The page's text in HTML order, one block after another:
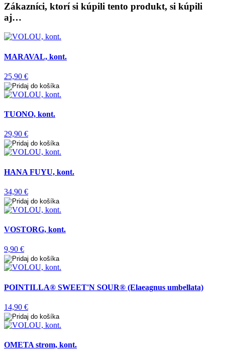
Zákazníci, ktorí si kúpili tento produkt, si kúpili
aj…
MARAVAL, kont.
25,90 €
TUONO, kont.
29,90 €
HANA FUYU, kont.
34,90 €
VOSTORG, kont.
9,90 €
POINTILLA® SWEET'N SOUR® (Elaeagnus umbellata)
14,90 €
OMETA strom, kont.